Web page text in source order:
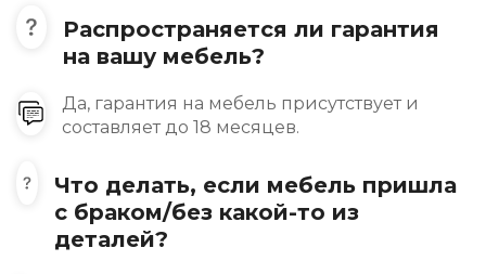
Распространяется ли гарантия
на вашу мебель?
Да, гарантия на мебель присутствует и
составляет до 18 месяцев.
Что делать, если мебель пришла
с браком/без какой-то из
деталей?